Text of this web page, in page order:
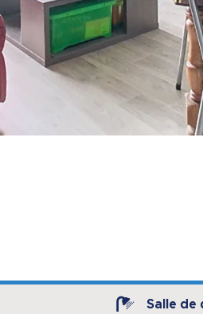
Salle de